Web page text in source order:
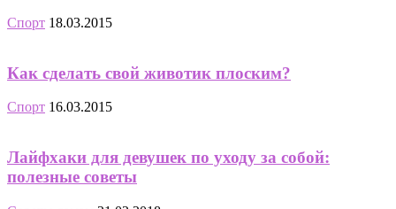
Спорт 18.03.2015
Как сделать свой животик плоским?
Спорт 16.03.2015
Лайфхаки для девушек по уходу за собой:
полезные советы